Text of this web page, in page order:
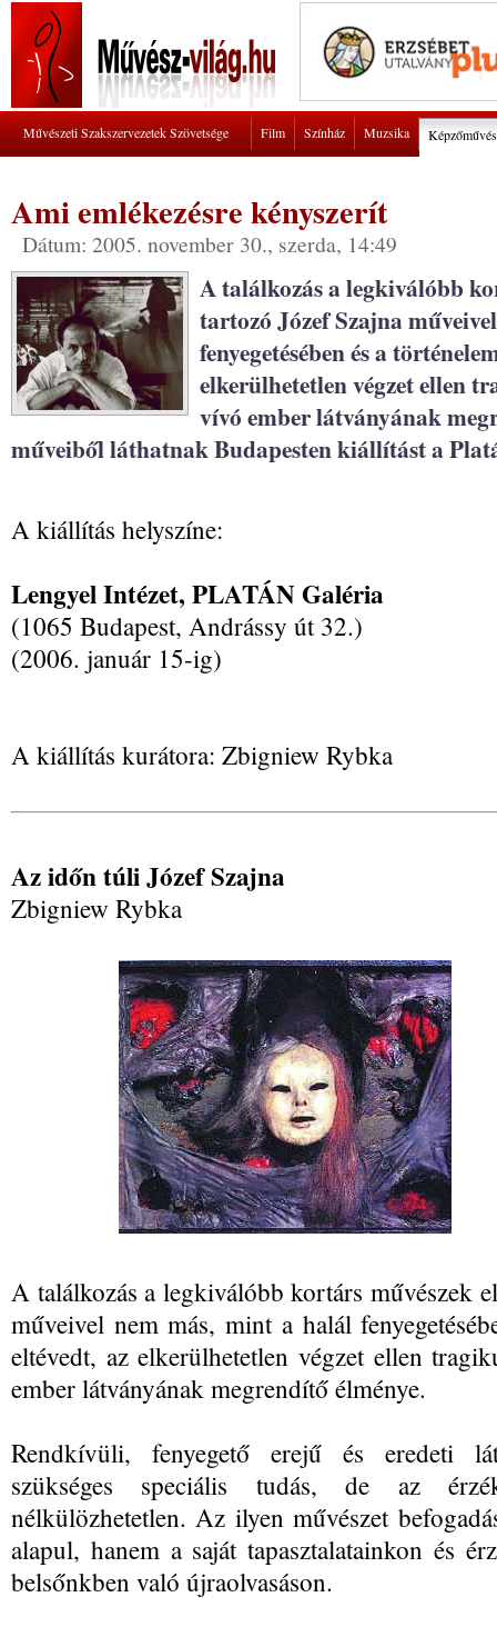
Művészeti Szakszervezetek Szövetsége Film Színház Muzsika
Ami emlékezésre kényszerít
Dátum: 2005. november 30., szerda, 14:49
A találkozás a legkiválóbb
tartozó Józef Szajna
fenyegetésében és a
elkerülhetetlen végzet ellen
vívó ember látványának
műveiből láthatnak Budapesten kiállítást a
A kiállítás helyszíne:
Lengyel Intézet, PLATÁN Galéria
(1065 Budapest, Andrássy út 32.)
(2006. január 15-ig)
A kiállítás kurátora: Zbigniew Rybka
Az időn túli Józef Szajna
Zbigniew Rybka
A találkozás a legkiválóbb kortárs művészek
műveivel nem más, mint a halál
eltévedt, az elkerülhetetlen végzet ellen
ember látványának megrendítő élménye.
Rendkívüli, fenyegető erejű és eredeti
szükséges speciális tudás, de az
nélkülözhetetlen. Az ilyen művészet
alapul, hanem a saját tapasztalatainkon és
belsőnkben való újraolvasáson.